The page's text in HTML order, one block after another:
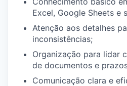
Excel, Google Sheets e
Atenção aos detalhes
inconsistências;
Organização para lidar
de documentos e
Comunicação clara e